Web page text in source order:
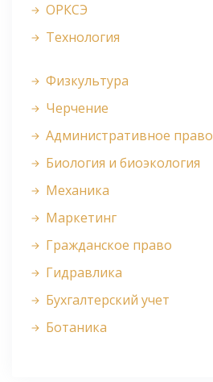
ОРКСЭ
Технология
Физкультура
Черчение
Административное право
Биология и биоэкология
Механика
Маркетинг
Гражданское право
Гидравлика
Бухгалтерский учет
Ботаника